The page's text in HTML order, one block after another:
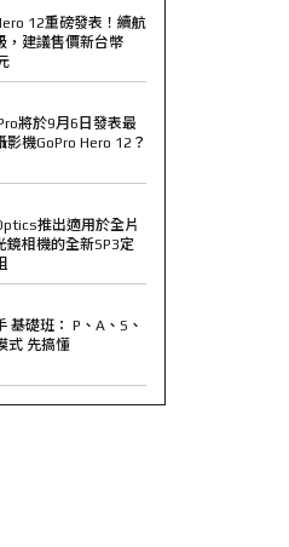
12重磅發表！續航
，建議售價新台幣
將於9月6日發表最
影機GoPro Hero 12？
推出適用於全片
鏡相機的全新SP3定
基礎班： P、A、S、
式 先搞懂